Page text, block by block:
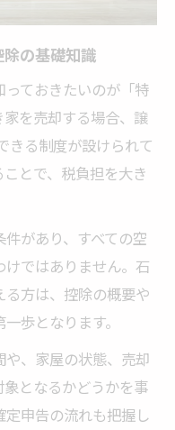
条件の全体像を解
前に確認する方法
準備ポイント紹介
手続き
控除の申請手順
請時の注意点
類一覧と取得方法
除活用のコツ
スを避けるポイン
の基礎知識
ておきたいのが「特
を売却する場合、譲
きる制度が設けられて
とで、税負担を大き
があり、すべての空
ではありません。石
方は、控除の概要や
歩となります。
、家屋の状態、売却
となるかどうかを事
申告の流れも把握し